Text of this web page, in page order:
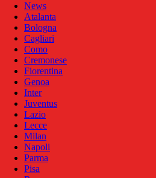
News
Atalanta
Bologna
Cagliari
Como
Cremonese
Fiorentina
Genoa
Inter
Juventus
Lazio
Lecce
Milan
Napoli
Parma
Pisa